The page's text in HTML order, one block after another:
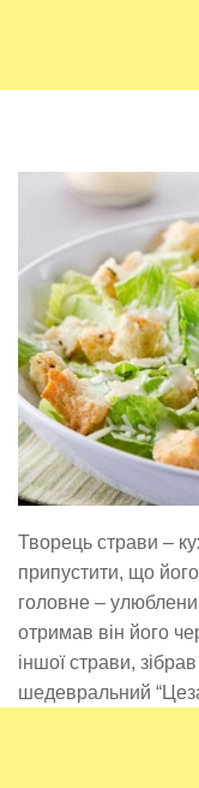
Творець страви –
припустити, що
головне –
отримав він його
іншої страви,
шедевральний